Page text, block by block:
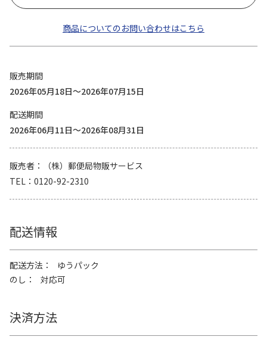
商品についてのお問い合わせはこちら
販売期間
2026年05月18日～2026年07月15日
配送期間
2026年06月11日～2026年08月31日
販売者
（株）郵便局物販サービス
TEL
0120-92-2310
配送情報
配送方法
ゆうパック
のし
対応可
決済方法